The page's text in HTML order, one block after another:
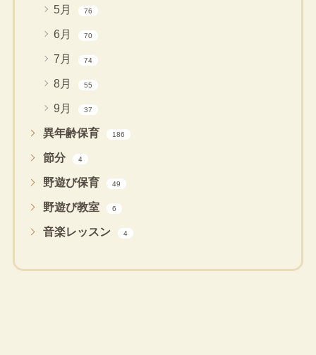
5月 76
6月 70
7月 74
8月 55
9月 37
異年齢保育 186
節分 4
野遊び保育 49
野遊び教室 6
音楽レッスン 4